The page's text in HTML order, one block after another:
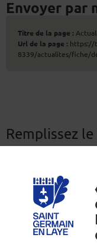
Envoyer par
Titre de la page :
Url de la page : https://
8339/actualites/fiche/
Remplissez
Séparez les adresses
maximum)